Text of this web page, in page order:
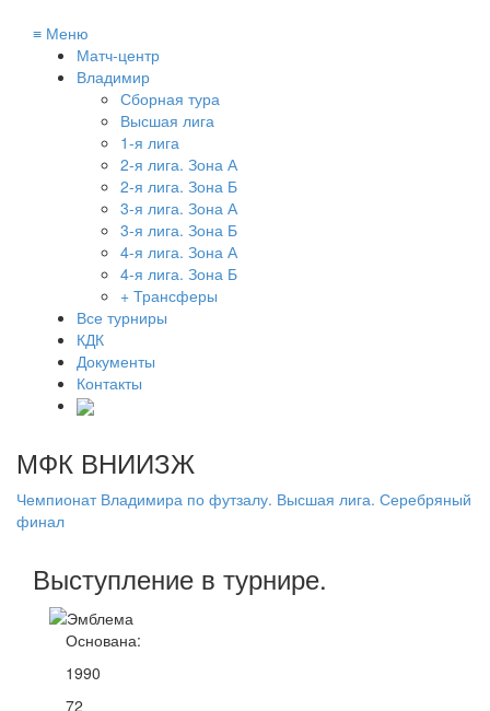
≡ Меню
Матч-центр
Владимир
Сборная тура
Высшая лига
1-я лига
2-я лига. Зона А
2-я лига. Зона Б
3-я лига. Зона А
3-я лига. Зона Б
4-я лига. Зона А
4-я лига. Зона Б
+ Трансферы
Все турниры
КДК
Документы
Контакты
МФК ВНИИЗЖ
Чемпионат Владимира по футзалу. Высшая лига. Серебряный
финал
Выступление в турнире.
Основана:
1990
72